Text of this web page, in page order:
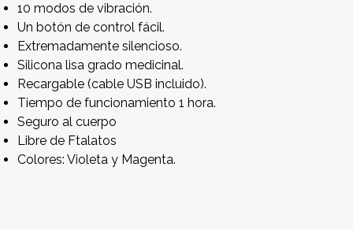
10 modos de vibración.
Un botón de control fácil.
Extremadamente silencioso.
Silicona lisa grado medicinal.
Recargable (cable USB incluido).
Tiempo de funcionamiento 1 hora.
Seguro al cuerpo
Libre de Ftalatos
Colores: Violeta y Magenta.